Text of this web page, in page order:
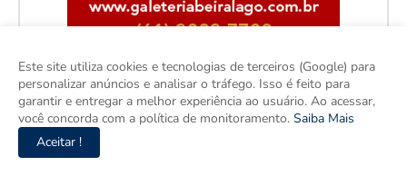
Este site utiliza cookies e tecnologias de terceiros (Google) para
personalizar anúncios e analisar o tráfego. Isso é feito para
garantir e entregar a melhor experiência ao usuário. Ao acessar,
você concorda com a política de monitoramento. Saiba Mais
Aceitar !